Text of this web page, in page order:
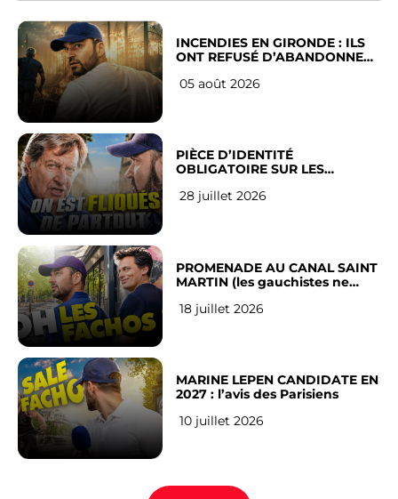
INCENDIES EN GIRONDE : ILS
ONT REFUSÉ D’ABANDONNER
05 août 2026
PIÈCE D’IDENTITÉ
OBLIGATOIRE SUR LES
Français
28 juillet 2026
PROMENADE AU CANAL SAINT
MARTIN (les gauchistes ne
18 juillet 2026
MARINE LEPEN CANDIDATE EN
2027 : l’avis des Parisiens
10 juillet 2026